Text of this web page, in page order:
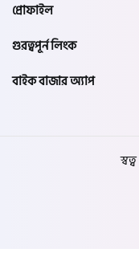
প্রোফাইল
গুরত্বপূর্ন লিংক
বাইক বাজার অ্যাপ
স্বত্ব